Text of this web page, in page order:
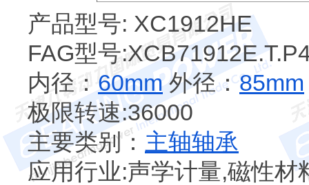
产品型号: XC1912HE
FAG型号
内径： 60mm外径：85mm
极限转速:36000
主要类别： 主轴轴承
应用行业:声学计量,磁性